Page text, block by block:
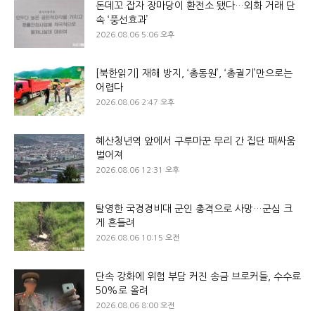
돈데꼬 잡자 장마당이 환전소 됐다…외화 거래 단
속 ‘풍선효과’
2026.08.06 5:06 오후
[북한읽기] 재해 방지, ‘총동원’, ‘총궐기’만으로는
어렵다
2026.08.06 2:47 오후
혜산청년역 앞에서 구루마꾼 무리 간 집단 패싸움
벌어져
2026.08.06 12:31 오후
탈영한 국경경비대 군인 총격으로 사망…군심 크
게 흔들려
2026.08.06 10:15 오전
단속 강화에 위험 부담 커진 송금 브로커들, 수수료
50%로 올려
2026.08.06 8:00 오전